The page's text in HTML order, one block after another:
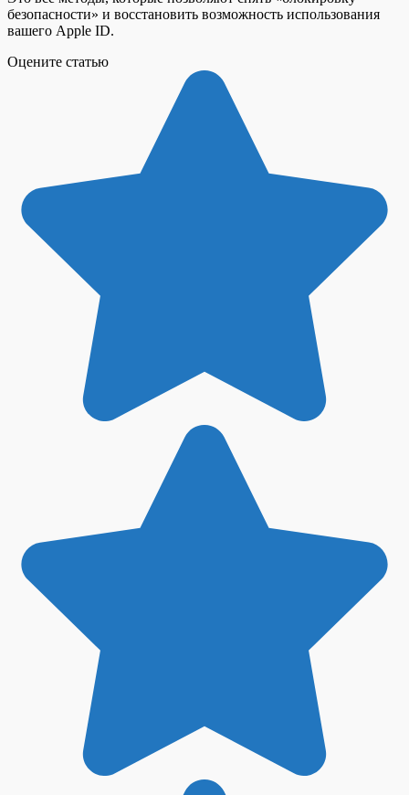
безопасности» и восстановить возможность использования
вашего Apple ID.
Оцените статью